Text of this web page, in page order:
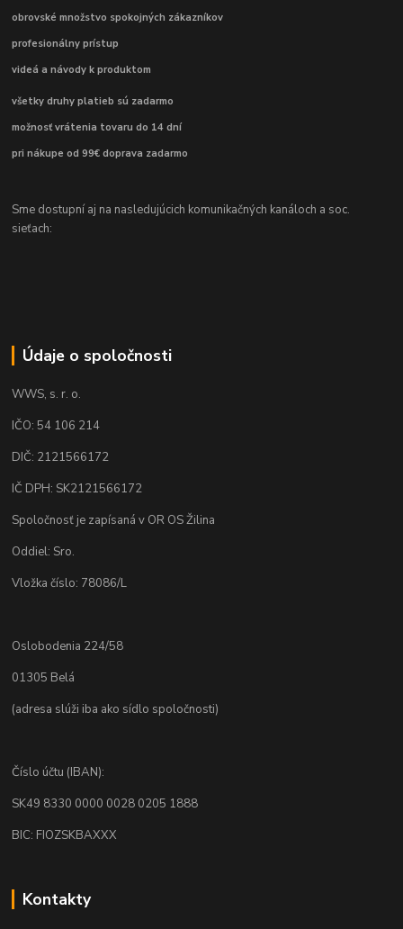
obrovské množstvo spokojných zákazníkov
profesionálny prístup
videá a návody k produktom
všetky druhy platieb sú zadarmo
možnosť vrátenia tovaru do 14 dní
pri nákupe od 99€ doprava zadarmo
Sme dostupní aj na nasledujúcich komunikačných kanáloch a soc.
sieťach:
Údaje o spoločnosti
WWS, s. r. o.
IČO: 54 106 214
DIČ: 2121566172
IČ DPH: SK2121566172
Spoločnosť je zapísaná v OR OS Žilina
Oddiel: Sro.
Vložka číslo: 78086/L
Oslobodenia 224/58
01305 Belá
(adresa slúži iba ako sídlo spoločnosti)
Číslo účtu (IBAN):
SK49 8330 0000 0028 0205 1888
BIC: FIOZSKBAXXX
Kontakty